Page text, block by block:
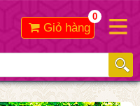
Giỏ hàng
0